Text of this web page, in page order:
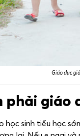
Giáo dục
phải
học sinh tiểu học